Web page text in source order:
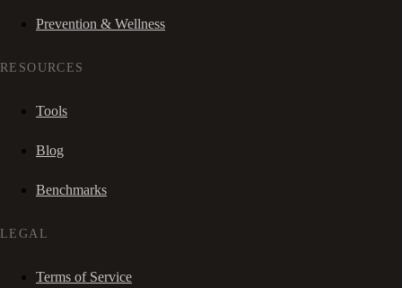
Prevention & Wellness
RESOURCES
Tools
Blog
Benchmarks
LEGAL
Terms of Service